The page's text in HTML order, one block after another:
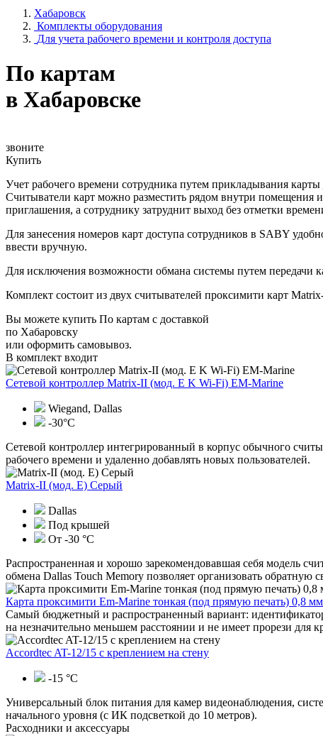
Хабаровск
Комплекты оборудования
Для учета рабочего времени и контроля доступа
По картам
в Хабаровске
звоните
Купить
Учет рабочего времени сотрудника путем прикладывания
Считыватели карт можно разместить рядом внутри помещения
приглашения, а сотруднику затруднит выход без отметки
Для занесения номеров карт доступа сотрудников в SABY
ввести вручную.
Для исключения возможности обмана системы путем передачи
Комплект состоит из двух считывателей проксимити карт
Вы можете купить По картам с доставкой
по Хабаровску
или оформить самовывоз.
В комплект входит
Сетевой контроллер Matrix-II (мод. E K Wi-Fi) EM-Marine
Wiegand, Dallas
-30°С
Сетевой контроллер интегрированный в корпус обычного
рабочего времени и удаленно добавлять новых пользователей.
Matrix-II (мод. Е) Серый
Dallas
Под крышей
От -30 °С
Распространенная и хорошо зарекомендовавшая себя модель
обмена Dallas Touch Memory позволяет организовать обратную
Карта проксимити Em-Marine тонкая (под прямую печать) 0,8
Самый бюджетный и распространенный вариант:
на незначительно меньшем расстоянии и не имеет прорези для
Accordtec AT-12/15 с креплением на стену
-15 °С
Универсальный блок питания для камер видеонаблюдения,
начального уровня (с ИК подсветкой до 10 метров).
Расходники и аксессуары